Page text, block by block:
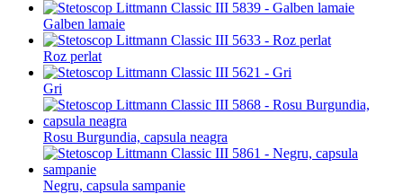
Galben lamaie
Roz perlat
Gri
Rosu Burgundia, capsula neagra
Negru, capsula sampanie